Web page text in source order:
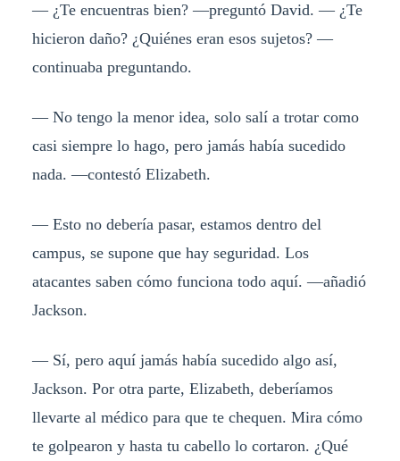
— ¿Te encuentras bien? —preguntó David. — ¿Te
hicieron daño? ¿Quiénes eran esos sujetos? —
continuaba preguntando.
— No tengo la menor idea, solo salí a trotar como
casi siempre lo hago, pero jamás había sucedido
nada. —contestó Elizabeth.
— Esto no debería pasar, estamos dentro del
campus, se supone que hay seguridad. Los
atacantes saben cómo funciona todo aquí. —añadió
Jackson.
— Sí, pero aquí jamás había sucedido algo así,
Jackson. Por otra parte, Elizabeth, deberíamos
llevarte al médico para que te chequen. Mira cómo
te golpearon y hasta tu cabello lo cortaron. ¿Qué